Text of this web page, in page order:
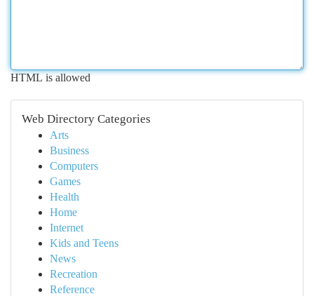
HTML is allowed
Web Directory Categories
Arts
Business
Computers
Games
Health
Home
Internet
Kids and Teens
News
Recreation
Reference